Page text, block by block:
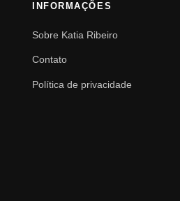
INFORMAÇÕES
Sobre Katia Ribeiro
Contato
Política de privacidade